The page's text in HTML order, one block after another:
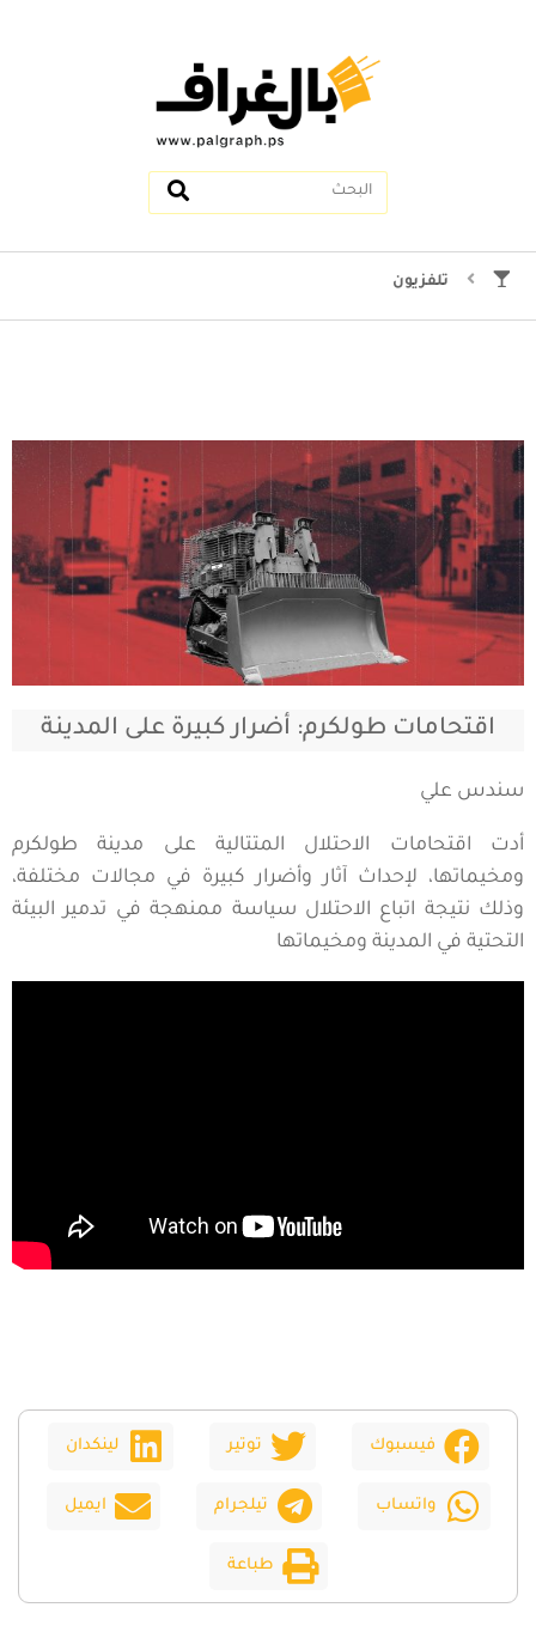
تلفزيون
اقتحامات طولكرم: أضرار كبيرة على المدينة
سندس علي
أدت اقتحامات الاحتلال المتتالية على مدينة طولكرم
ومخيماتها، لإحداث آثار وأضرار كبيرة في مجالات مختلفة،
وذلك نتيجة اتباع الاحتلال سياسة ممنهجة في تدمير البيئة
التحتية في المدينة ومخيماتها
فيسبوك توتير لينكدان
واتساب تيلجرام ايميل
طباعة